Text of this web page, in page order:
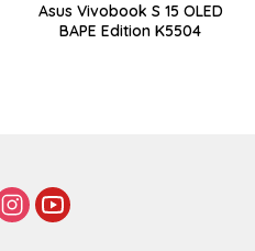
Asus Vivobook S 15 OLED
BAPE Edition K5504